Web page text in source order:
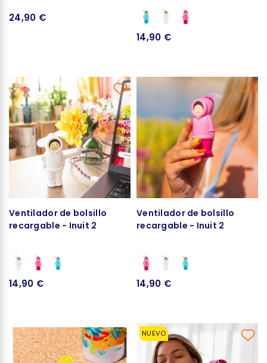
24,90 €
14,90 €
Ventilador de bolsillo
recargable - Inuit 2
14,90 €
Ventilador de bolsillo
recargable - Inuit 2
14,90 €
NUEVO